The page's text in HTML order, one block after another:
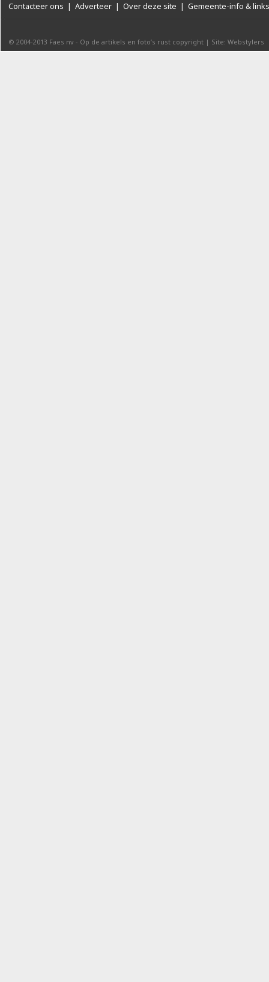
Contacteer ons | Adverteer | Over deze site | Gemeente-info & links
© 2004-2013 Faes nv - Op de artikels en foto’s rust copyright | Site: Webstylers